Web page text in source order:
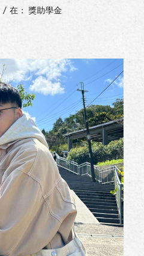
/ 在：獎助學金